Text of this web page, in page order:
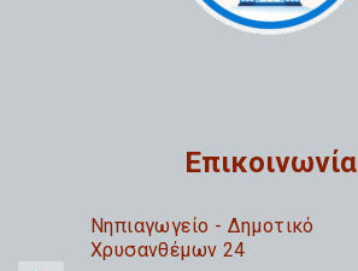
Επικοινωνία
Nηπιαγωγείο - Δημοτικό
Χρυσανθέμων 24